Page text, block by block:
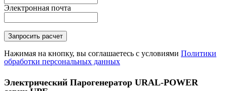
Электронная почта
Нажимая на кнопку, вы соглашаетесь с условиями Политики
обработки персональных данных
Электрический Парогенератор URAL-POWER